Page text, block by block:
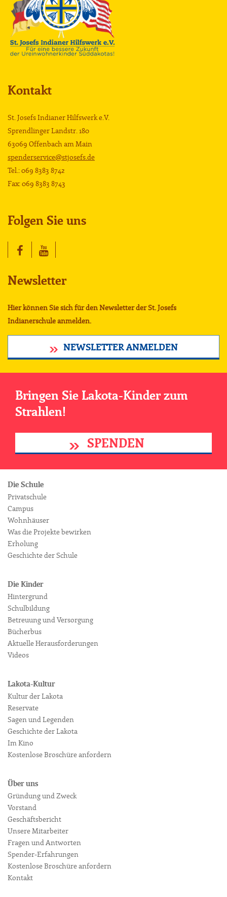
Kontakt
St. Josefs Indianer Hilfswerk e.V.
Sprendlinger Landstr. 180
63069 Offenbach am Main
spenderservice@stjosefs.de
Tel.: 069 8383 8742
Fax: 069 8383 8743
Folgen Sie uns
Newsletter
Hier können Sie sich für den Newsletter der St. Josefs
Indianerschule anmelden.
NEWSLETTER ANMELDEN
Bringen Sie Lakota-Kinder zum
Strahlen!
SPENDEN
Die Schule
Privatschule
Campus
Wohnhäuser
Was die Projekte bewirken
Erholung
Geschichte der Schule
Die Kinder
Hintergrund
Schulbildung
Betreuung und Versorgung
Bücherbus
Aktuelle Herausforderungen
Videos
Lakota-Kultur
Kultur der Lakota
Reservate
Sagen und Legenden
Geschichte der Lakota
Im Kino
Kostenlose Broschüre anfordern
Über uns
Gründung und Zweck
Vorstand
Geschäftsbericht
Unsere Mitarbeiter
Fragen und Antworten
Spender-Erfahrungen
Kostenlose Broschüre anfordern
Kontakt